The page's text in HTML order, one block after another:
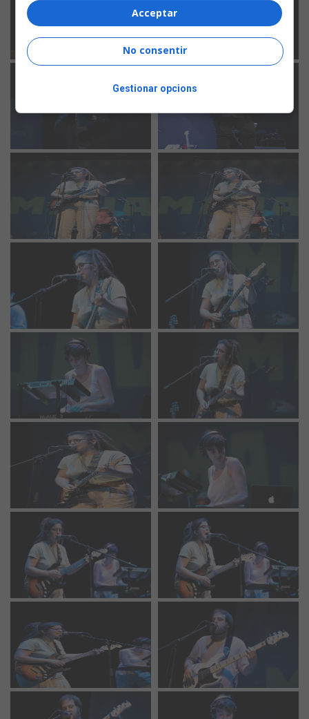
Acceptar
No consentir
Gestionar opcions